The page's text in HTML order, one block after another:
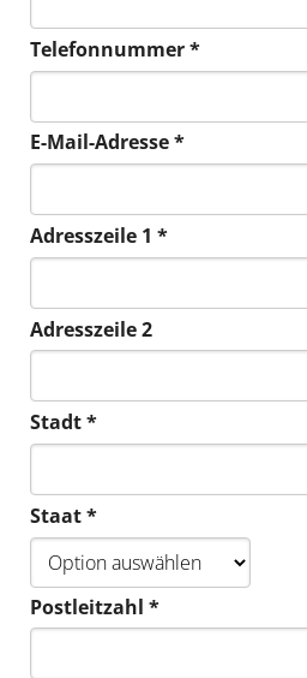
Telefonnummer *
E-Mail-Adresse *
Adresszeile 1 *
Adresszeile 2
Stadt *
Staat *
Postleitzahl *